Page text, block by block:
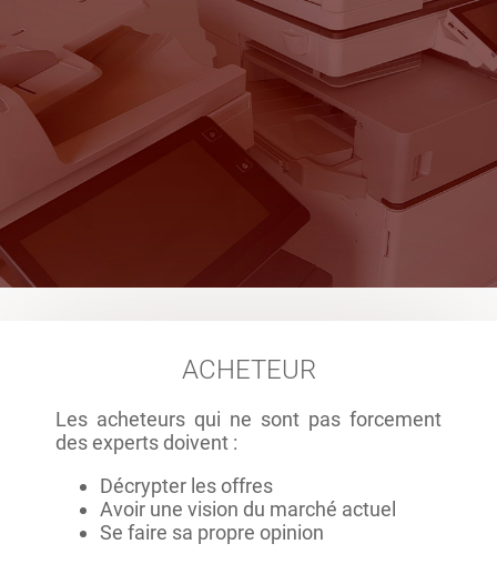
ACHETEUR
Les acheteurs qui ne sont pas forcement
des experts doivent :
Décrypter les offres
Avoir une vision du marché actuel
Se faire sa propre opinion